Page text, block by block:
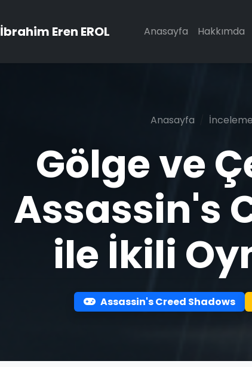
İbrahim Eren EROL Anasayfa Hakkımda
Anasayfa
Gölge ve
Assassin's
ile İkili
Assassin's Creed Shadows